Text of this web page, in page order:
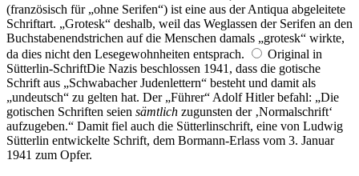
(französisch für ohne Serifen ) ist eine aus der Antiqua abgeleitete
Schriftart.
Grotesk
deshalb, weil das Weglassen der Serifen an den
Buchstabenendstrichen auf die Menschen damals
grotesk
wirkte,
da dies nicht den Lesegewohnheiten entsprach.
Original in
Sütterlin-SchriftDie Nazis beschlossen 1941, dass die gotische
Schrift aus
Schwabacher Judenlettern
besteht und damit als
undeutsch
zu gelten hat. Der Führer Adolf Hitler befahl:
Die
gotischen Schriften seien sämtlich zugunsten der Normalschrift
aufzugeben.
Damit fiel auch die Sütterlinschrift, eine von Ludwig
Sütterlin entwickelte Schrift, dem Bormann-Erlass vom 3. Januar
1941 zum Opfer.